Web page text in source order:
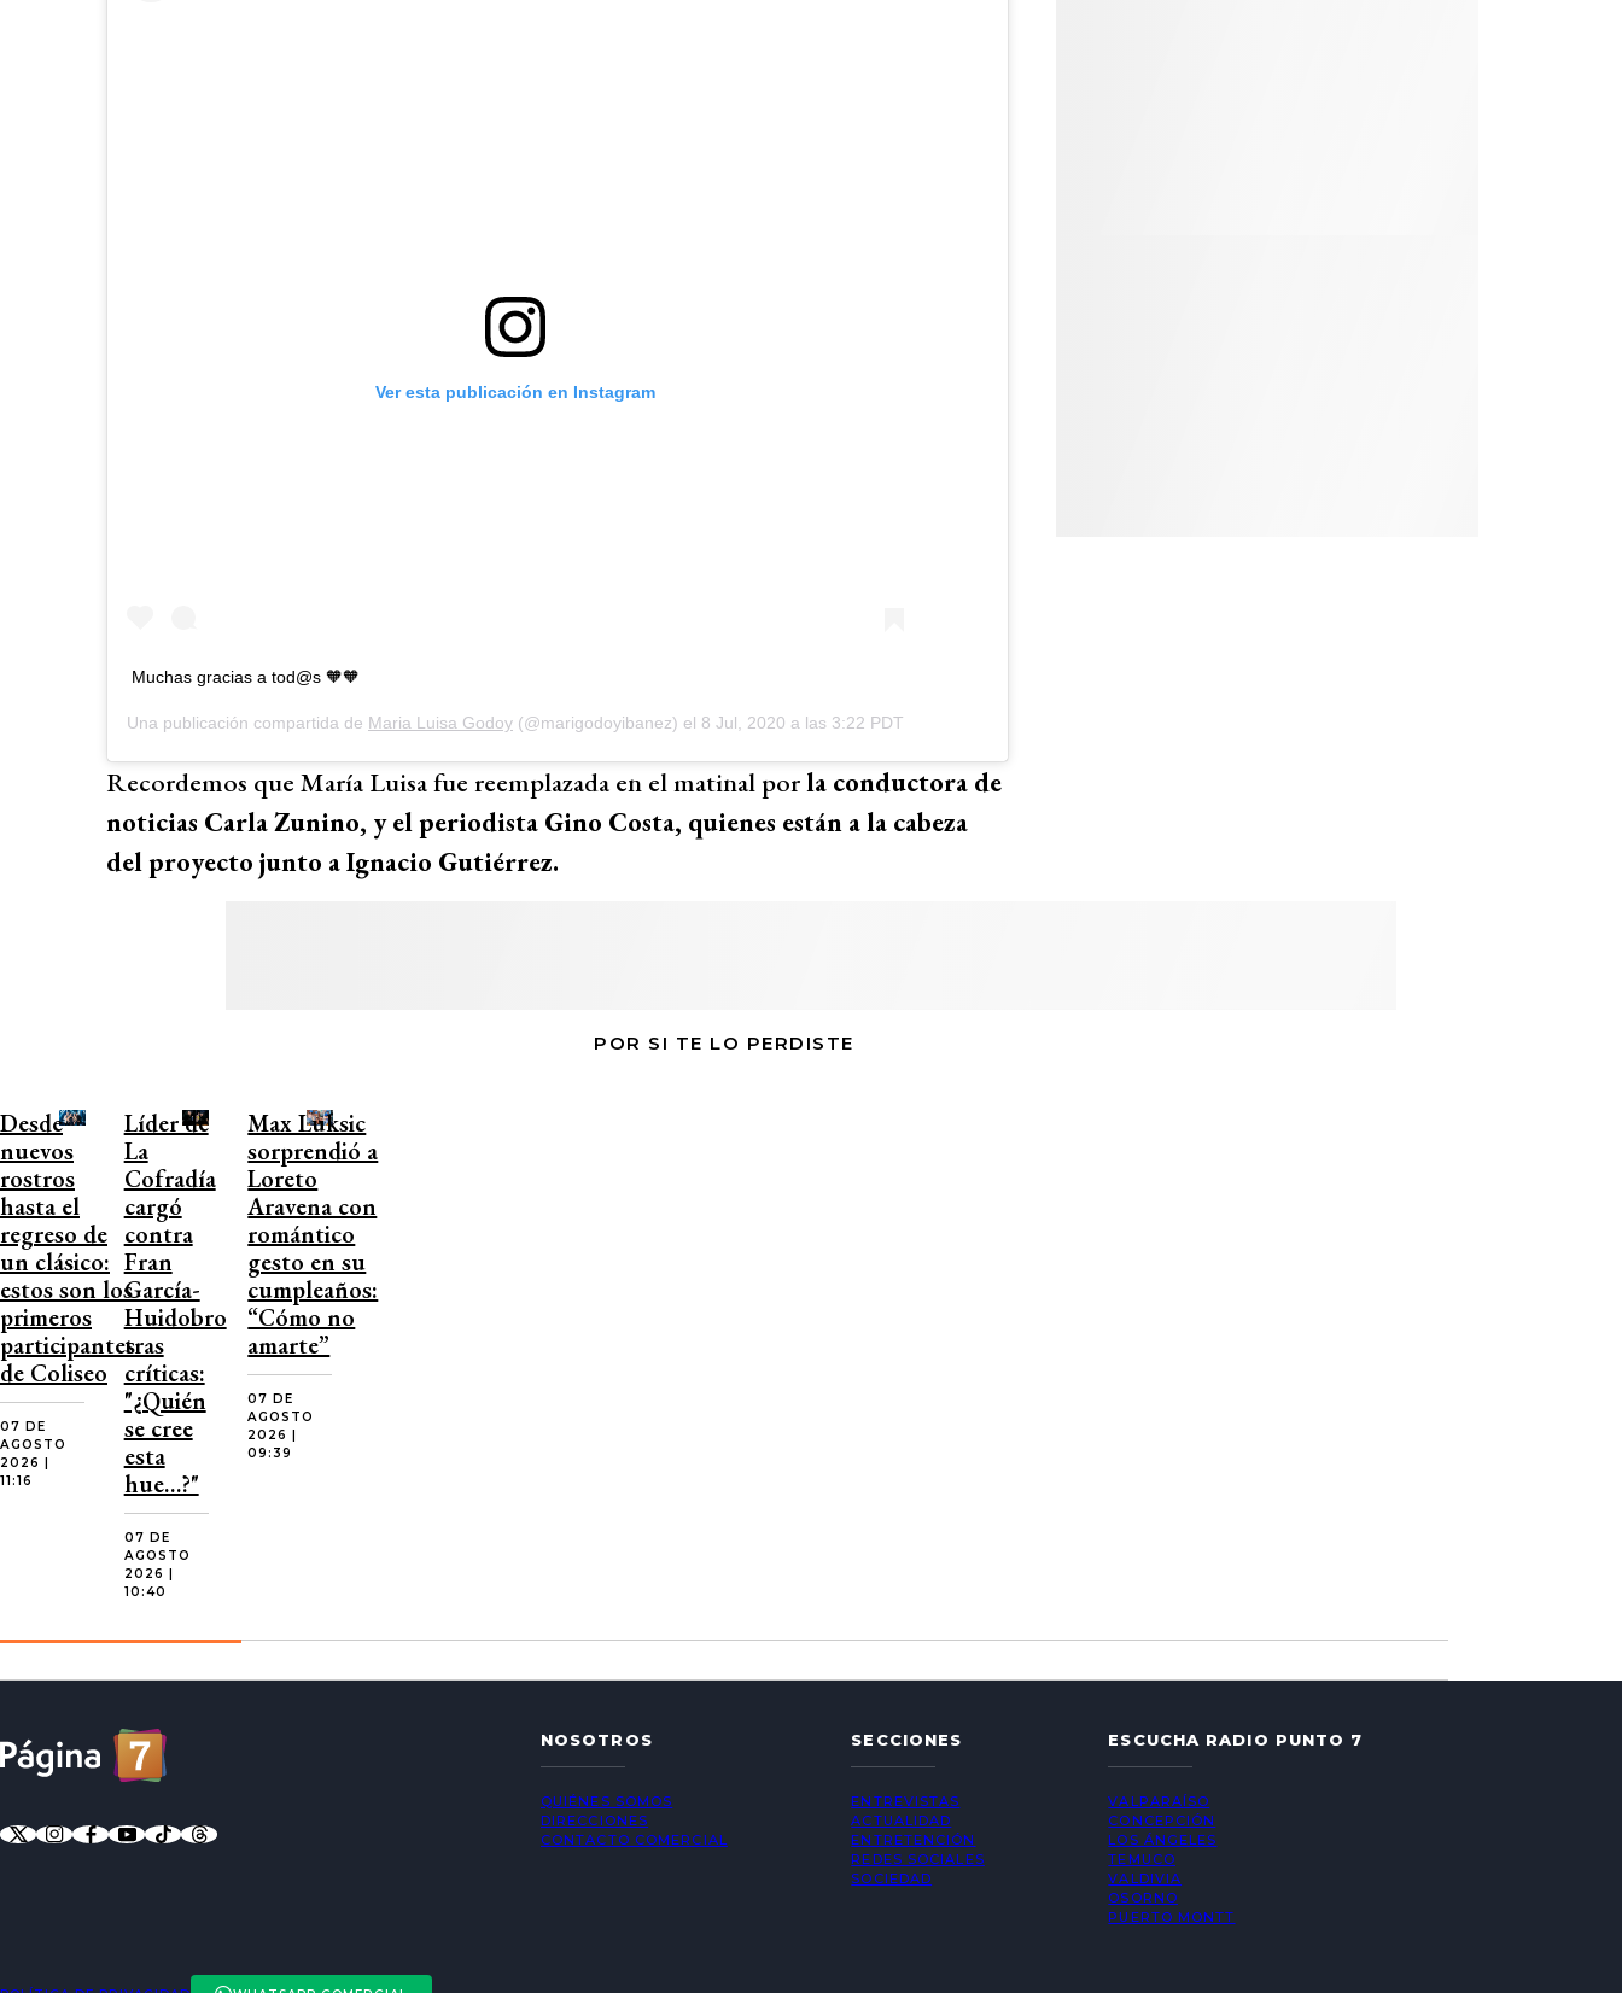
Ver esta publicación en Instagram
Muchas gracias a tod@s 🧡🧡
Una publicación compartida de Maria Luisa Godoy (@marigodoyibanez) el 8 Jul, 2020 a las 3:22 PDT
Recordemos que María Luisa fue reemplazada en el matinal porla conductora de
noticias Carla Zunino, y el periodista Gino Costa, quienes están a la cabeza
del proyecto junto a Ignacio Gutiérrez.
POR SI TE LO PERDISTE
Desde
nuevos
rostros
hasta el
regreso de
un clásico:
estos son los
primeros
participantes
de Coliseo
07 DE
AGOSTO
2026 |
11:16
Líder de
La
Cofradía
cargó
contra
Fran
García-
Huidobro
tras
críticas:
"¿Quién
se cree
esta
hue…?"
07 DE
AGOSTO
2026 |
10:40
Max Luksic
sorprendió a
Loreto
Aravena con
romántico
gesto en su
cumpleaños:
“Cómo no
amarte”
07 DE
AGOSTO
2026 |
09:39
NOSOTROS
QUIÉNES SOMOS
DIRECCIONES
CONTACTO COMERCIAL
SECCIONES
ENTREVISTAS
ACTUALIDAD
ENTRETENCIÓN
REDES SOCIALES
SOCIEDAD
ESCUCHA RADIO PUNTO 7
VALPARAÍSO
CONCEPCIÓN
LOS ÁNGELES
TEMUCO
VALDIVIA
OSORNO
PUERTO MONTT